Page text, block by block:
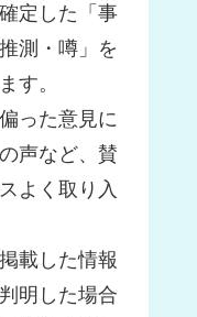
定した「事
測・噂」を
す。
った意見に
声など、賛
よく取り入
掲載した情報
明した場合